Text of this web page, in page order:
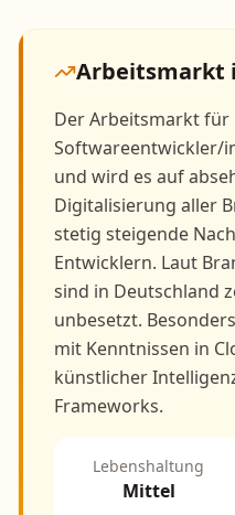
Arbeitsmarkt
Der Arbeitsmarkt für
Softwareentwickler/
und wird es auf
Digitalisierung aller
stetig steigende
Entwicklern. Laut
sind in Deutschland
unbesetzt.
mit Kenntnissen in
künstlicher
Frameworks.
Lebenshaltung
Mittel